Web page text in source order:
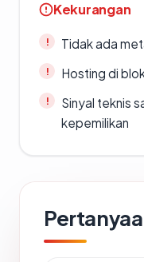
Kekurangan
Tidak ada
Hosting di
Sinyal teknis
kepemilikan